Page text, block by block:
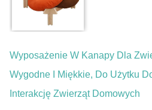
Wyposażenie W Kanapy Dla
Wygodne I Miękkie, Do Użytku
Interakcję Zwierząt Domowych